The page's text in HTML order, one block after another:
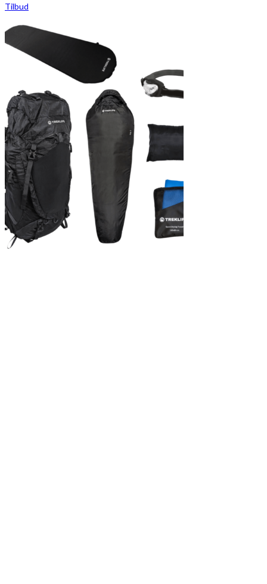
Tilbud